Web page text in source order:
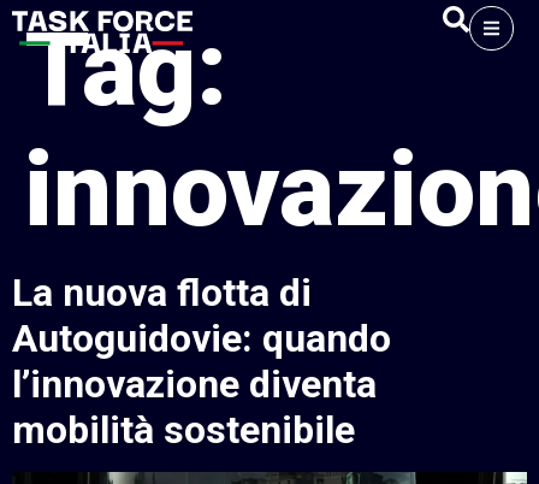
Tag:
La nuova flotta di
Autoguidovie: quando
l’innovazione diventa
mobilità sostenibile